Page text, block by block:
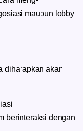
maupun lobby
diharapkan akan
berinteraksi dengan